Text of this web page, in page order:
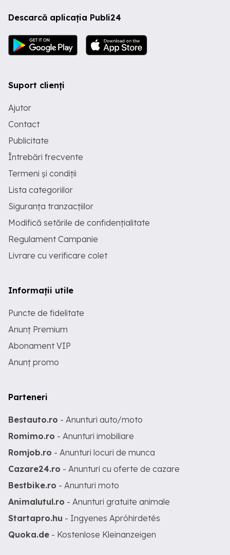
Descarcă aplicația Publi24
Suport clienți
Ajutor
Contact
Publicitate
Întrebări frecvente
Termeni și condiții
Lista categoriilor
Siguranța tranzacțiilor
Modifică setările de confidențialitate
Regulament Campanie
Livrare cu verificare colet
Informații utile
Puncte de fidelitate
Anunț Premium
Abonament VIP
Anunț promo
Parteneri
Bestauto.ro - Anunturi auto/moto
Romimo.ro - Anunturi imobiliare
Romjob.ro - Anunturi locuri de munca
Cazare24.ro - Anunturi cu oferte de cazare
Bestbike.ro - Anunturi moto
Animalutul.ro - Anunturi gratuite animale
Startapro.hu - Ingyenes Apróhirdetés
Quoka.de - Kostenlose Kleinanzeigen